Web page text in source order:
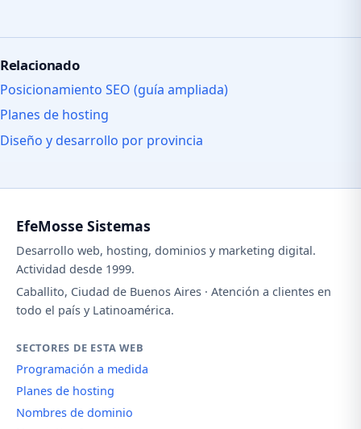
Relacionado
Posicionamiento SEO (guía ampliada)
Planes de hosting
Diseño y desarrollo por provincia
EfeMosse Sistemas
Desarrollo web, hosting, dominios y marketing digital.
Actividad desde 1999.
Caballito, Ciudad de Buenos Aires · Atención a clientes en
todo el país y Latinoamérica.
SECTORES DE ESTA WEB
Programación a medida
Planes de hosting
Nombres de dominio